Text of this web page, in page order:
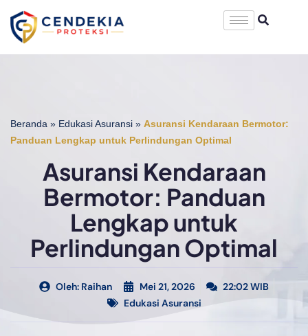
Beranda » Edukasi Asuransi » Asuransi Kendaraan Bermotor:
Panduan Lengkap untuk Perlindungan Optimal
Asuransi Kendaraan
Bermotor: Panduan
Lengkap untuk
Perlindungan Optimal
Oleh:Raihan Mei 21, 2026
22:02 WIB
Edukasi Asuransi